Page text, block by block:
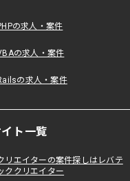
の求人・案件
の求人・案件
の求人・案件
ト一覧
リエイターの案件探しはレバテ
ククリエイター